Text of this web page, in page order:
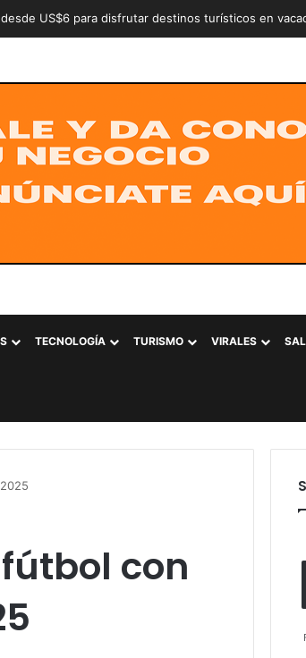
de intentar conformar la estructura criminal
TECNOLOGÍA TURISMO VIRALES
con